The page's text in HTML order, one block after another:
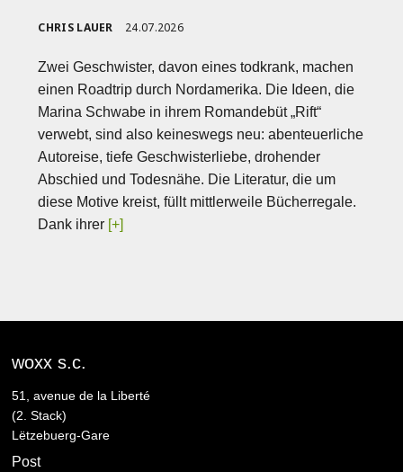
CHRIS LAUER 24.07.2026
Zwei Geschwister, davon eines todkrank, machen
einen Roadtrip durch Nordamerika. Die Ideen, die
Marina Schwabe in ihrem Romandebüt „Rift“
verwebt, sind also keineswegs neu: abenteuerliche
Autoreise, tiefe Geschwisterliebe, drohender
Abschied und Todesnähe. Die Literatur, die um
diese Motive kreist, füllt mittlerweile Bücherregale.
Dank ihrer [+]
woxx s.c.
51, avenue de la Liberté
(2. Stack)
Lëtzebuerg-Gare
Post